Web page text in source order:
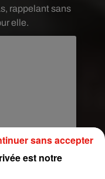
rappelant sans
elle.
est notre
sans accepter